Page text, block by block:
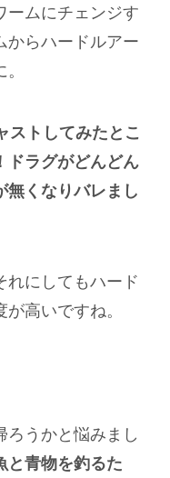
ームにチェンジす
からハードルアー
ストしてみたとこ
ドラグがどんどん
無くなりバレまし
れにしてもハード
高いですね。
ろうかと悩みまし
と青物を釣るた